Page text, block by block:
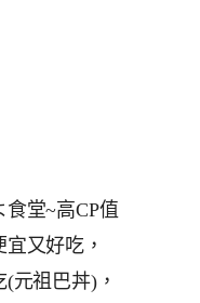
食堂~高CP值
又好吃，
元祖巴丼)，